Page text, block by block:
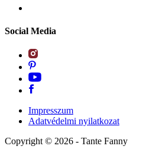
Social Media
Impresszum
Adatvédelmi nyilatkozat
Copyright © 2026 - Tante Fanny